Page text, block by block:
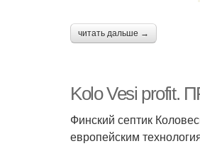
читать дальше →
Kolo Vesi
Финский септик
европейским